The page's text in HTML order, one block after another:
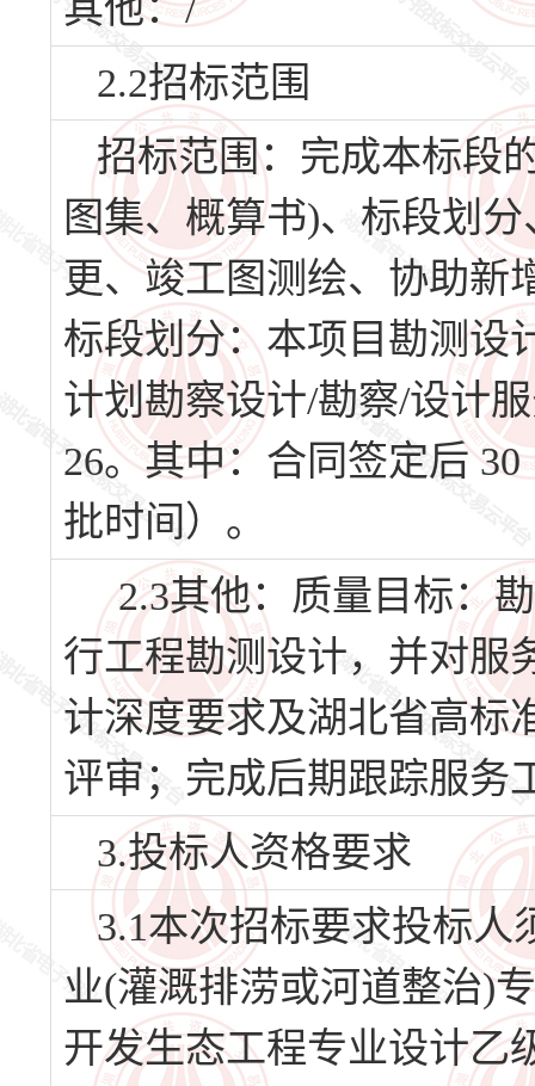
其他：/
2.2招标范围
招标范围：完成本标段
图集、概算书)、标段划
更、竣工图测绘、协助新
标段划分：本项目勘测设
计划勘察设计/勘察/设计
26。其中：合同签定后
批时间）。
2.3其他：质量目标：
行工程勘测设计，并对服
计深度要求及湖北省高标
评审；完成后期跟踪服务
3.投标人资格要求
3.1本次招标要求投标人
业(灌溉排涝或河道整治)
开发生态工程专业设计乙